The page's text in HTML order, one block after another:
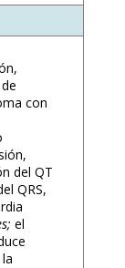
con
del QT
QRS,
el